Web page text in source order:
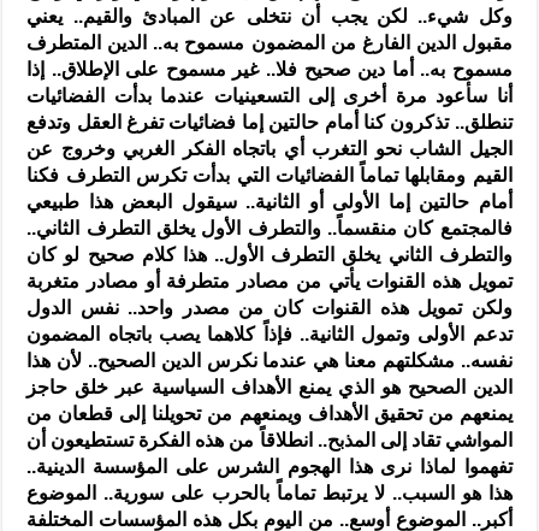
وكل شيء.. لكن يجب أن نتخلى عن المبادئ والقيم.. يعني
مقبول الدين الفارغ من المضمون مسموح به.. الدين المتطرف
مسموح به.. أما دين صحيح فلا.. غير مسموح على الإطلاق.. إذا
أنا سأعود مرة أخرى إلى التسعينيات عندما بدأت الفضائيات
تنطلق.. تذكرون كنا أمام حالتين إما فضائيات تفرغ العقل وتدفع
الجيل الشاب نحو التغرب أي باتجاه الفكر الغربي وخروج عن
القيم ومقابلها تماماً الفضائيات التي بدأت تكرس التطرف فكنا
أمام حالتين إما الأولى أو الثانية.. سيقول البعض هذا طبيعي
فالمجتمع كان منقسماً.. والتطرف الأول يخلق التطرف الثاني..
والتطرف الثاني يخلق التطرف الأول.. هذا كلام صحيح لو كان
تمويل هذه القنوات يأتي من مصادر متطرفة أو مصادر متغربة
ولكن تمويل هذه القنوات كان من مصدر واحد.. نفس الدول
تدعم الأولى وتمول الثانية.. فإذاً كلاهما يصب باتجاه المضمون
نفسه.. مشكلتهم معنا هي عندما نكرس الدين الصحيح.. لأن هذا
الدين الصحيح هو الذي يمنع الأهداف السياسية عبر خلق حاجز
يمنعهم من تحقيق الأهداف ويمنعهم من تحويلنا إلى قطعان من
المواشي تقاد إلى المذبح.. انطلاقاً من هذه الفكرة تستطيعون أن
تفهموا لماذا نرى هذا الهجوم الشرس على المؤسسة الدينية..
هذا هو السبب.. لا يرتبط تماماً بالحرب على سورية.. الموضوع
أكبر.. الموضوع أوسع.. من اليوم بكل هذه المؤسسات المختلفة